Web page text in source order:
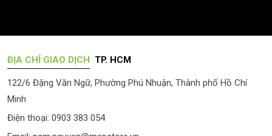
ĐỊA CHỈ GIAO DỊCH TP. HCM
122/6 Đặng Văn Ngữ, Phường Phú Nhuận, Thành phố Hồ Chí
Minh
Điện thoại: 0903 383 054